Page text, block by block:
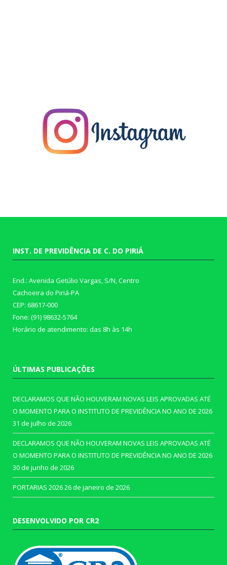
INST. DE PREVIDÊNCIA DE C. DO PIRIÁ
End.: Avenida Getúlio Vargas, S/N, Centro
Cachoeira do Piriá-PA
CEP: 68617-000
Fone: (91) 98632-5764
Horário de atendimento: das 8h às 14h
ÚLTIMAS PUBLICAÇÕES
DECLARAMOS QUE NÃO HOUVERAM NOVAS LEIS APROVADAS ATÉ
O MOMENTO PARA O INSTITUTO DE PREVIDÊNCIA NO ANO DE 2026
31 de julho de 2026
DECLARAMOS QUE NÃO HOUVERAM NOVAS LEIS APROVADAS ATÉ
O MOMENTO PARA O INSTITUTO DE PREVIDÊNCIA NO ANO DE 2026
30 de junho de 2026
PORTARIAS 202626 de janeiro de 2026
DESENVOLVIDO POR CR2